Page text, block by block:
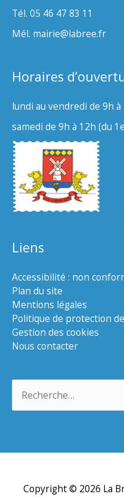
Tél. 05 46 47 83 11
Mél. mairie@labree.fr
Horaires
lundi au vendredi de 9h à
samedi de 9h à 12h (du
Liens
Accessibilité : non
Plan du site
Mentions légales
Politique de protection
Gestion des cookies
Nous contacter
Copyright © 2026 La